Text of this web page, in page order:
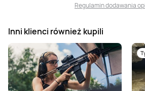
Regulamin dodawania
Inni klienci również kupili